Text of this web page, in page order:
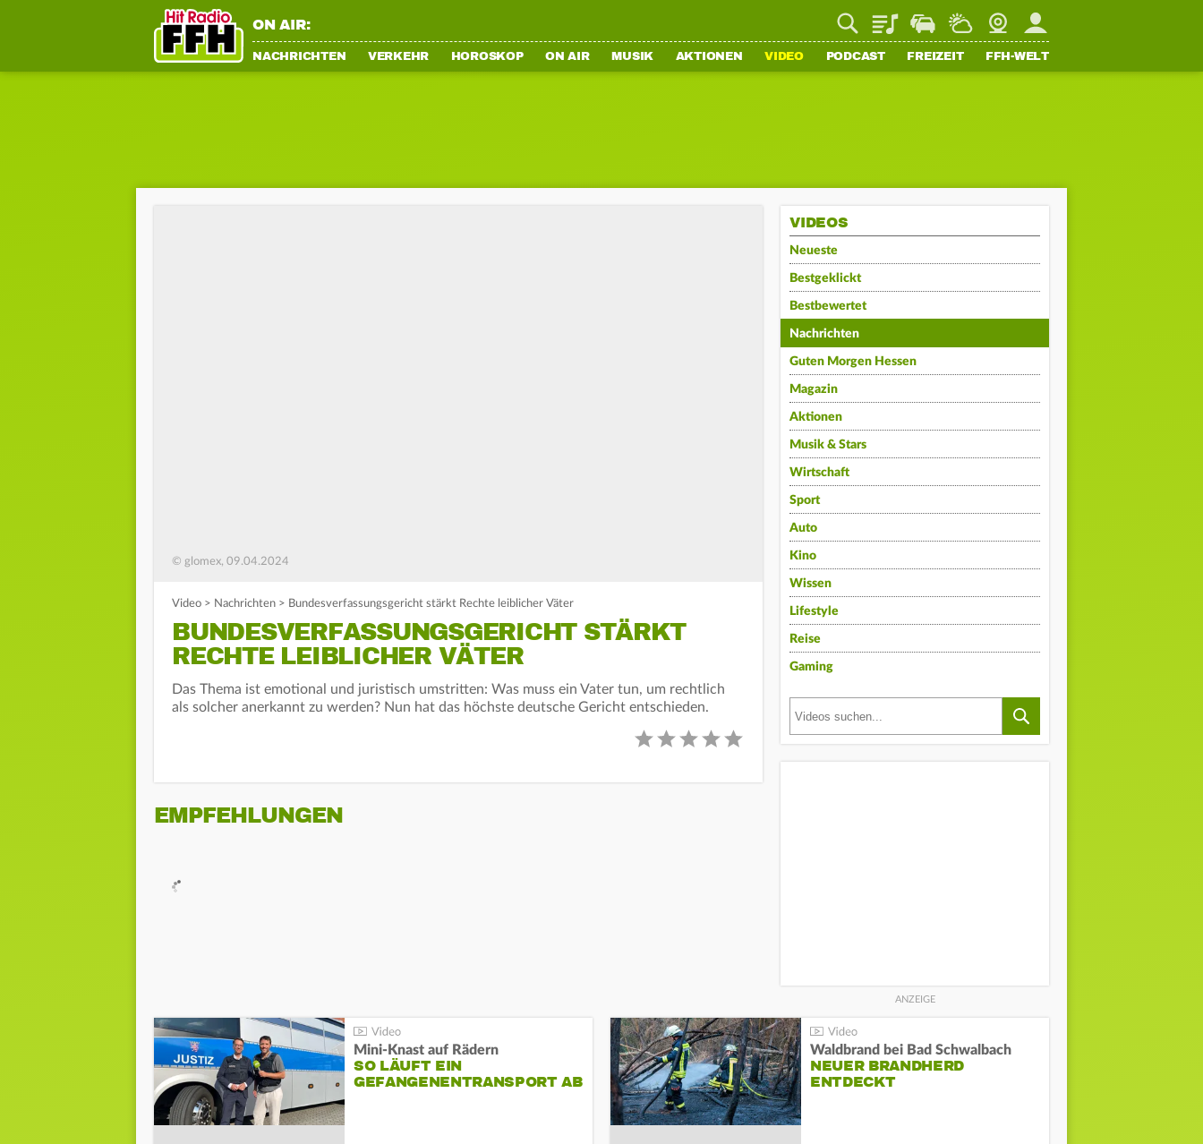
ON AIR: PlaylistStaupilotWetterWebcamMein FFH
NACHRICHTEN VERKEHR HOROSKOP ON AIR MUSIK AKTIONEN VIDEO PODCAST FREIZEIT FFH-WELT
© glomex, 09.04.2024
Video > Nachrichten > Bundesverfassungsgericht stärkt Rechte leiblicher Väter
BUNDESVERFASSUNGSGERICHT STÄRKT
RECHTE LEIBLICHER VÄTER
Das Thema ist emotional und juristisch umstritten: Was muss ein Vater tun, um rechtlich
als solcher anerkannt zu werden? Nun hat das höchste deutsche Gericht entschieden.
EMPFEHLUNGEN
VIDEOS
Neueste
Bestgeklickt
Bestbewertet
Nachrichten
Guten Morgen Hessen
Magazin
Aktionen
Musik & Stars
Wirtschaft
Sport
Auto
Kino
Wissen
Lifestyle
Reise
Gaming
Mini-Knast auf Rädern
SO LÄUFT EIN
GEFANGENENTRANSPORT AB
Waldbrand bei Bad Schwalbach
NEUER BRANDHERD
ENTDECKT